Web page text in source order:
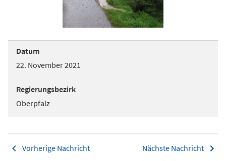
Datum
22. November 2021
Regierungsbezirk
Oberpfalz
Vorherige Nachricht Nächste Nachricht